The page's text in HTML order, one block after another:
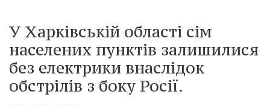
У Харківській області сім
населених пунктів залишилися
без електрики внаслідок
обстрілів з боку Росії.